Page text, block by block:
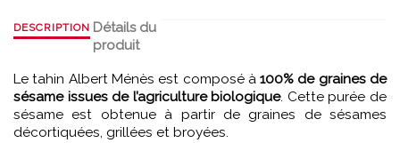
DESCRIPTION Détails du
produit
Le tahin Albert Ménès est composé à100% de graines de
sésame issues de l’agriculture biologique. Cette purée de
sésame est obtenue à partir de graines de sésames
décortiquées, grillées et broyées.